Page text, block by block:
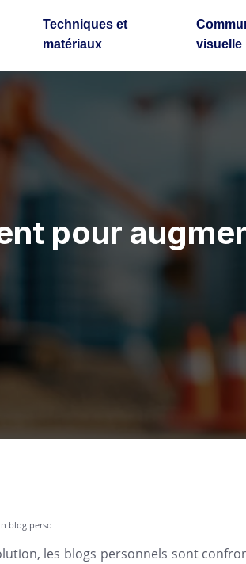
Techniques et
matériaux
visuelle
pour
blog perso
les blogs personnels sont